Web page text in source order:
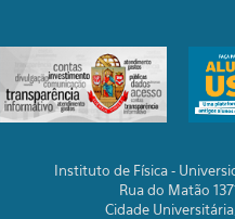
Instituto de Física -
Rua do Matão
Cidade